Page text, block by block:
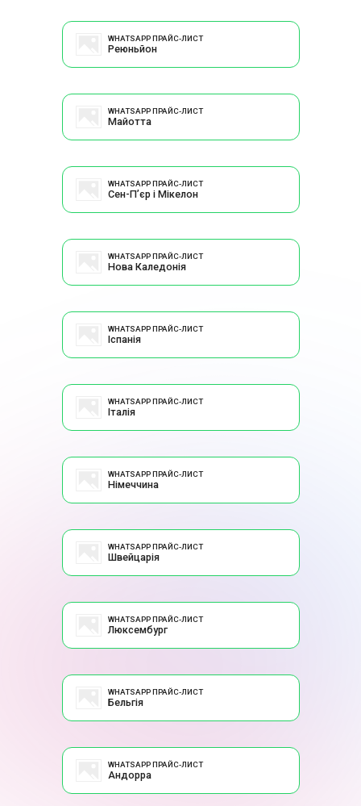
WHATSAPP ПРАЙС-ЛИСТ
Реюньйон
WHATSAPP ПРАЙС-ЛИСТ
Майотта
WHATSAPP ПРАЙС-ЛИСТ
Сен-Пʼєр і Мікелон
WHATSAPP ПРАЙС-ЛИСТ
Нова Каледонія
WHATSAPP ПРАЙС-ЛИСТ
Іспанія
WHATSAPP ПРАЙС-ЛИСТ
Італія
WHATSAPP ПРАЙС-ЛИСТ
Німеччина
WHATSAPP ПРАЙС-ЛИСТ
Швейцарія
WHATSAPP ПРАЙС-ЛИСТ
Люксембург
WHATSAPP ПРАЙС-ЛИСТ
Бельгія
WHATSAPP ПРАЙС-ЛИСТ
Андорра